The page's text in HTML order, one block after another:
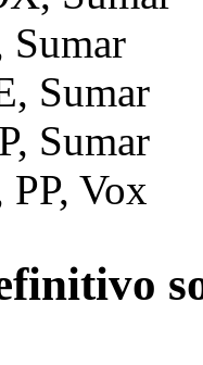
Sumar
Sumar
Sumar
PP, Vox